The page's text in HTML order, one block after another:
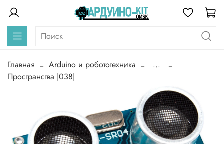
Главная Arduino и робототехника
...
Пространства |038|